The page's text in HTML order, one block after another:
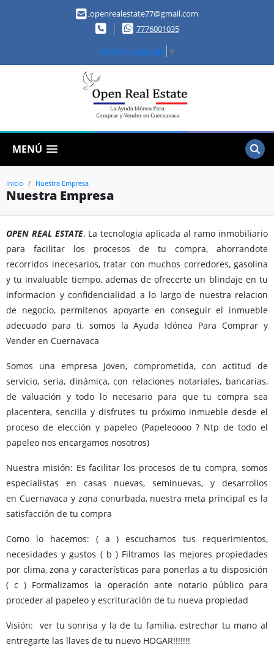
openrealestate77@gmail.com
7776001035
Select Language ▼
MENÚ
Inicio Nuestra Empresa
Nuestra Empresa
OPEN REAL ESTATE, La tecnologia aplicada al ramo inmobiliario
para facilitar los procesos de tu compra, ahorrandote
recorridos inecesarios, tratar con muchos corredores, gasolina
y tu invaluable tiempo, ademas de ofrecerte un blindaje en tu
informacion y confidencialidad a lo largo de nuestra relacion
de negocio, permitenos apoyarte en conseguir el inmueble
adecuado para ti, somos la Ayuda Idónea Para Comprar y
Vender en Cuernavaca
Somos una empresa joven, comprometida, con actitud de
servicio, seria, dinámica, con relaciones notariales, bancarias,
de valuación y todo lo necesario para que tu compra sea
placentera, sencilla y disfrutes tu próximo inmueble desde el
proceso de elección y papeleo (Papeleoooo ? Ntp de todo el
papeleo nos encargamos nosotros)
Nuestra misión: Es facilitar los procesos de tu compra, somos
especialistas en casas nuevas, seminuevas, y desarrollos
en Cuernavaca y zona conurbada, nuestra meta principal es la
satisfacción de tu compra
Como lo hacemos: ( a ) escuchamos tus requerimientos,
necesidades y gustos ( b ) Filtramos las mejores propiedades
por clima, zona y características para ponerlas a tu disposición
( c ) Formalizamos la operación ante notario público para
proceder al papeleo y escrituración de tu nueva propiedad
Visión: ver tu sonrisa y la de tu familia, estrechar tu mano al
entregarte las llaves de tu nuevo HOGAR!!!!!!!